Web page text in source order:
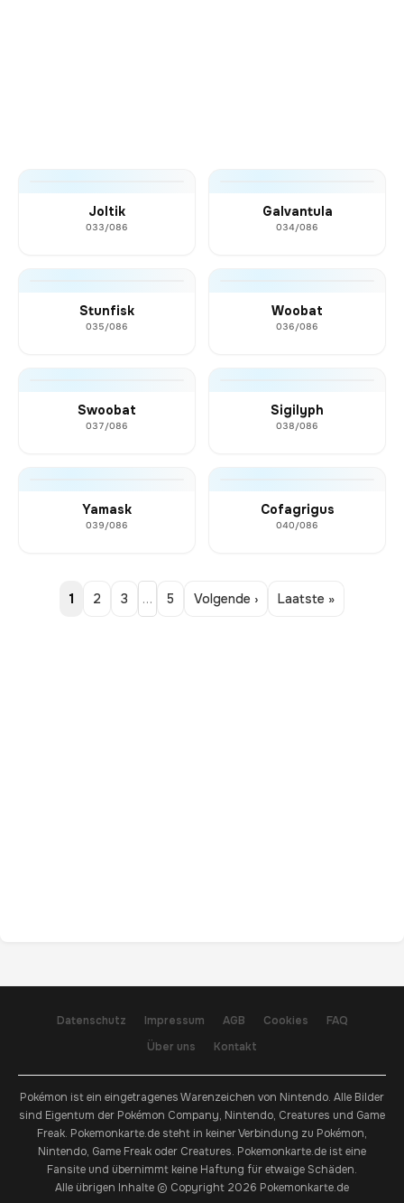
Joltik
033/086
Galvantula
034/086
Stunfisk
035/086
Woobat
036/086
Swoobat
037/086
Sigilyph
038/086
Yamask
039/086
Cofagrigus
040/086
1 2 3 … 5 Volgende › Laatste »
Datenschutz Impressum AGB Cookies
FAQ
Über uns
Kontakt
Pokémon ist ein eingetragenes Warenzeichen von Nintendo. Alle Bilder
sind Eigentum der Pokémon Company, Nintendo, Creatures und Game
Freak. Pokemonkarte.de steht in keiner Verbindung zu Pokémon,
Nintendo, Game Freak oder Creatures. Pokemonkarte.de ist eine
Fansite und übernimmt keine Haftung für etwaige Schäden.
Alle übrigen Inhalte © Copyright 2026 Pokemonkarte.de